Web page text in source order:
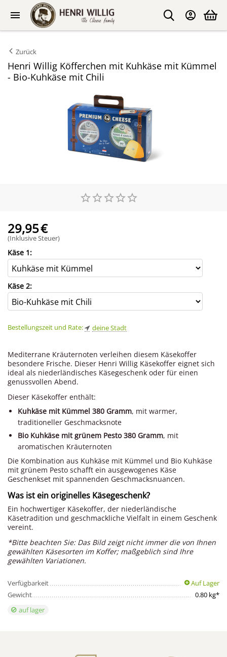
Zurück
Henri Willig Köfferchen mit Kuhkäse mit Kümmel
- Bio-Kuhkäse mit Chili
29,95€
(Inklusive Steuer)
Käse 1:
Käse 2:
Bestellungszeit und Rate: deine Stadt
Mediterrane Kräuternoten verleihen diesem Käsekoffer
besondere Frische. Dieser Henri Willig Käsekoffer eignet sich
ideal als niederländisches Käsegeschenk oder für einen
genussvollen Abend.
Dieser Käsekoffer enthält:
Kuhkäse mit Kümmel 380 Gramm, mit warmer,
traditioneller Geschmacksnote
Bio Kuhkäse mit grünem Pesto 380 Gramm, mit
aromatischen Kräuternoten
Die Kombination aus Kuhkäse mit Kümmel und Bio Kuhkäse
mit grünem Pesto schafft ein ausgewogenes Käse
Geschenkset mit spannenden Geschmacksnuancen.
Was ist ein originelles Käsegeschenk?
Ein hochwertiger Käsekoffer, der niederländische
Käsetradition und geschmackliche Vielfalt in einem Geschenk
vereint.
*Bitte beachten Sie: Das Bild zeigt nicht immer die von Ihnen
gewählten Käsesorten im Koffer; maßgeblich sind Ihre
gewählten Variationen.
Verfügbarkeit
Auf Lager
Gewicht
0.80 kg*
auf lager